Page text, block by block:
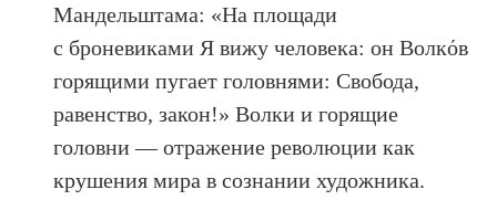
Мандельштама: «На площади
с броневиками Я вижу человека: он Волкόв
горящими пугает головнями: Свобода,
равенство, закон!» Волки и горящие
головни — отражение революции как
крушения мира в сознании художника.